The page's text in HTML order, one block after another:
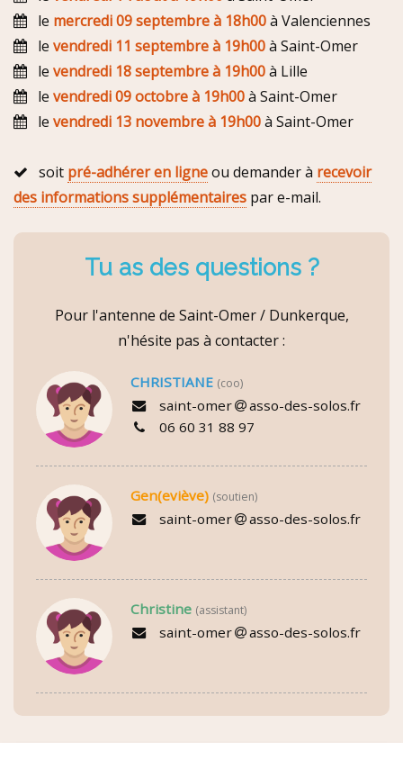
le mercredi 09 septembre à 18h00à Valenciennes
le vendredi 11 septembre à 19h00à Saint-Omer
le vendredi 18 septembre à 19h00à Lille
le vendredi 09 octobre à 19h00à Saint-Omer
le vendredi 13 novembre à 19h00à Saint-Omer
soit pré-adhérer en ligneou demander à recevoir
des informations supplémentaires par e-mail.
Tu as des questions ?
Pour l'antenne de Saint-Omer / Dunkerque,
n'hésite pas à contacter :
CHRISTIANE (coo)
saint-omer
asso-des-solos.fr
06 60 31 88 97
Gen(eviève) (soutien)
saint-omer asso-des-solos.fr
Christine (assistant)
saint-omer asso-des-solos.fr